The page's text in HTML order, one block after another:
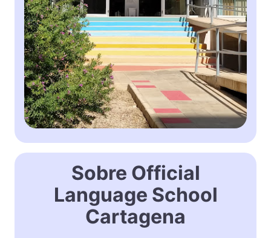
Sobre Official
Language School
Cartagena